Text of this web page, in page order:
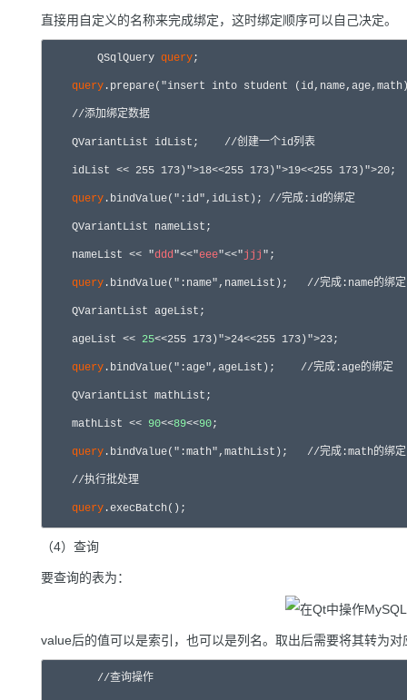
直接用自定义的名称来完成绑定，这时绑定顺序可以自己决定。
	QSqlQuery
query;
query .prepare("insert into student (id,name,age,math)
    //添加绑定数据
    QVariantList idList;    //创建一个id列表
    idList <<
255 173)">18<<255 173)">19<<255 173)">20;
query .bindValue(":id",idList); //完成:id的绑定
    QVariantList nameList;
    nameList << "
ddd"<<"eee"<<"jjj ";
query .bindValue(":name",nameList);   //完成:name的绑定
    QVariantList ageList;
    ageList <<
25<<255 173)">24<<255 173)">23;
query .bindValue(":age",ageList);    //完成:age的绑定
    QVariantList mathList;
    mathList <<
90<<89<<90;
query .bindValue(":math",mathList);   //完成:math的绑定
    //执行批处理
query .execBatch();
（4）查询
要查询的表为：
value后的值可以是索引，也可以是列名。取出后需要将其转为对